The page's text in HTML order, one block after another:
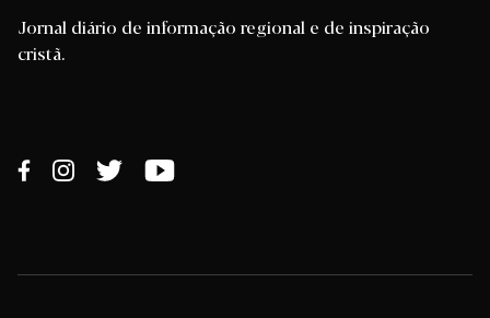
Jornal diário de informação regional e de inspiração
cristã.